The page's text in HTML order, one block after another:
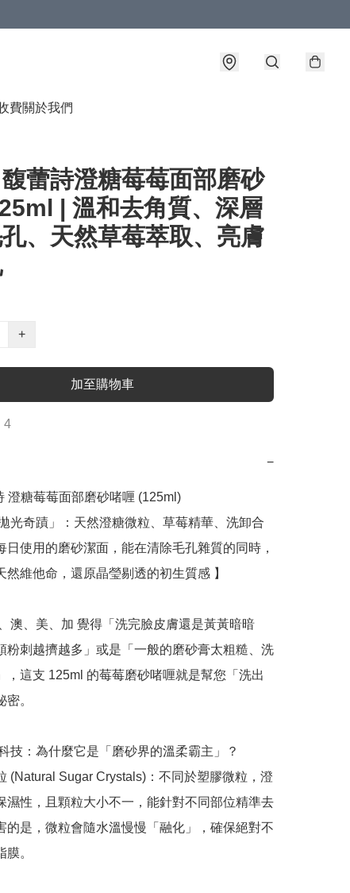
費關於我們
蕾詩澄糖莓莓面部磨砂
| 溫和去角質、深層
、天然草莓萃取、亮膚
+
加至購物車
4
−
澄糖莓莓面部磨砂啫喱 (125ml)
光奇蹟」：天然澄糖微粒、草莓精華、洗卸合
日使用的磨砂潔面，能在清除毛孔雜質的同時，
然維他命，還原晶瑩剔透的初生質感 】
澳、美、加 覺得「洗完臉皮膚還是黃黃暗暗
粉刺越擠越多」或是「一般的磨砂膏太粗糙、洗
，這支 125ml 的莓莓磨砂啫喱就是幫您「洗出
。
技：為什麼它是「磨砂界的溫柔霸主」？
(Natural Sugar Crystals)：不同於塑膠微粒，澄
濕性，且顆粒大小不一，能針對不同部位精準去
的是，微粒會隨水溫慢慢「融化」，確保絕對不
。